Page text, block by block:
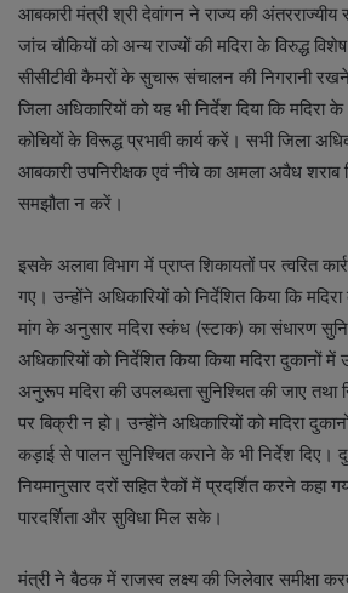
आबकारी मंत्री श्री देवांगन ने राज्य की
जांच चौकियों को अन्य राज्यों की मदिरा के विरुद्ध
सीसीटीवी कैमरों के सुचारू संचालन की निगरानी
जिला अधिकारियों को यह भी निर्देश दिया कि मदिरा
कोचियों के विरूद्ध प्रभावी कार्य करें। सभी जिला
आबकारी उपनिरीक्षक एवं नीचे का अमला अवैध शराब
समझौता न करें।
इसके अलावा विभाग में प्राप्त शिकायतों पर त्वरित
गए। उन्होंने अधिकारियों को निर्देशित किया कि
मांग के अनुसार मदिरा स्कंध (स्टाक) का संधारण
अधिकारियों को निर्देशित किया किया मदिरा दुकानों
अनुरूप मदिरा की उपलब्धता सुनिश्चित की जाए तथा
पर बिक्री न हो। उन्होंने अधिकारियों को मदिरा
कड़ाई से पालन सुनिश्चित कराने के भी निर्देश दिए।
नियमानुसार दरों सहित रैकों में प्रदर्शित करने कहा
पारदर्शिता और सुविधा मिल सके।
मंत्री ने बैठक में राजस्व लक्ष्य की जिलेवार समीक्षा